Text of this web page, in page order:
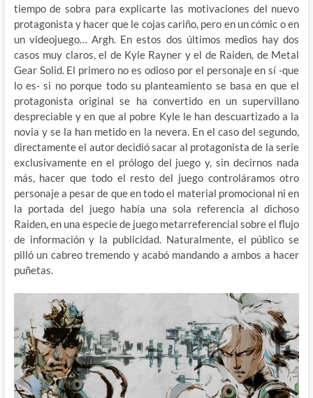
tiempo de sobra para explicarte las motivaciones del nuevo
protagonista y hacer que le cojas cariño, pero en un cómic o en
un videojuego… Argh. En estos dos últimos medios hay dos
casos muy claros, el de Kyle Rayner y el de Raiden, de Metal
Gear Solid. El primero no es odioso por el personaje en sí -que
lo es- si no porque todo su planteamiento se basa en que el
protagonista original se ha convertido en un supervillano
despreciable y en que al pobre Kyle le han descuartizado a la
novia y se la han metido en la nevera. En el caso del segundo,
directamente el autor decidió sacar al protagonista de la serie
exclusivamente en el prólogo del juego y, sin decirnos nada
más, hacer que todo el resto del juego controláramos otro
personaje a pesar de que en todo el material promocional ni en
la portada del juego había una sola referencia al dichoso
Raiden, en una especie de juego metarreferencial sobre el flujo
de información y la publicidad. Naturalmente, el público se
pilló un cabreo tremendo y acabó mandando a ambos a hacer
puñetas.